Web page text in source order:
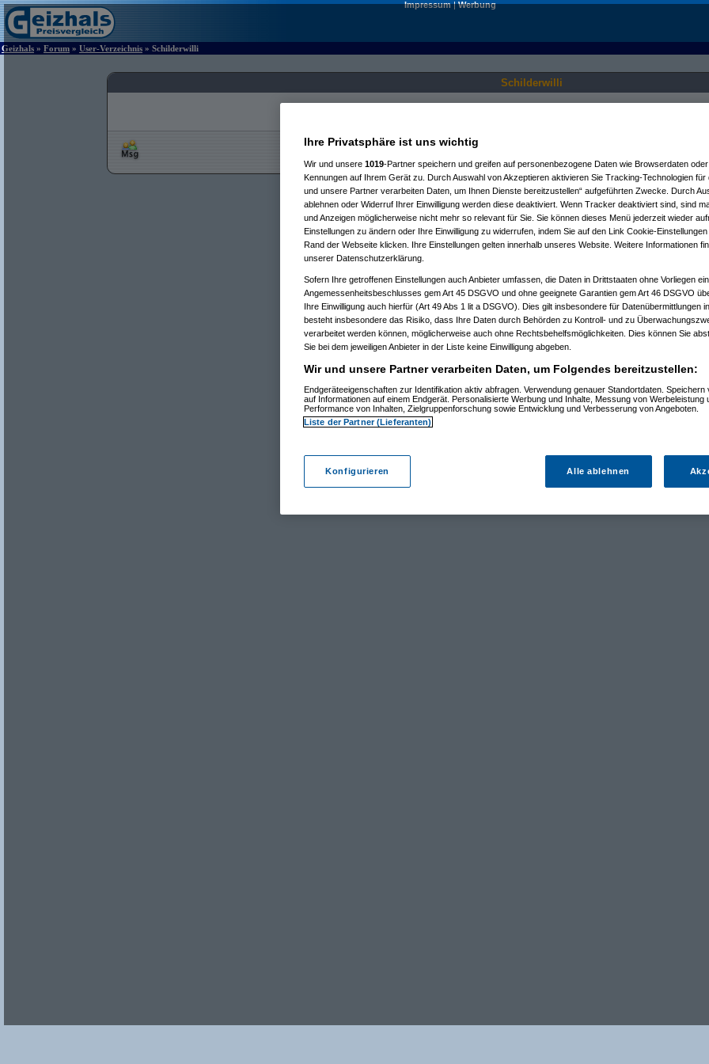
Impressum|Werbung
Geizhals » Forum » User-Verzeichnis » Schilderwilli
Schilderwilli
Ihre Privatsphäre ist uns wichtig
Wir und unsere 1019-Partner speichern und greifen auf personenbezogene Daten wie Browserdaten
Kennungen auf Ihrem Gerät zu. Durch Auswahl von Akzeptieren aktivieren Sie Tracking-Technologien für
und unsere Partner verarbeiten Daten, um Ihnen Dienste bereitzustellen“ aufgeführten Zwecke. Durch
ablehnen oder Widerruf Ihrer Einwilligung werden diese deaktiviert. Wenn Tracker deaktiviert sind, sind
und Anzeigen möglicherweise nicht mehr so relevant für Sie. Sie können dieses Menü jederzeit wieder
Einstellungen zu ändern oder Ihre Einwilligung zu widerrufen, indem Sie auf den Link Cookie-
Rand der Webseite klicken. Ihre Einstellungen gelten innerhalb unseres Website. Weitere Informationen
unserer Datenschutzerklärung.
Sofern Ihre getroffenen Einstellungen auch Anbieter umfassen, die Daten in Drittstaaten ohne Vorliegen
Angemessenheitsbeschlusses gem Art 45 DSGVO und ohne geeignete Garantien gem Art 46 DSGVO
Ihre Einwilligung auch hierfür (Art 49 Abs 1 lit a DSGVO). Dies gilt insbesondere für Datenübermittlungen
besteht insbesondere das Risiko, dass Ihre Daten durch Behörden zu Kontroll- und zu
verarbeitet werden können, möglicherweise auch ohne Rechtsbehelfsmöglichkeiten. Dies können Sie
Sie bei dem jeweiligen Anbieter in der Liste keine Einwilligung abgeben.
Wir und unsere Partner verarbeiten Daten, um Folgendes bereitzustellen:
Endgeräteeigenschaften zur Identifikation aktiv abfragen. Verwendung genauer Standortdaten. Speichern
auf Informationen auf einem Endgerät. Personalisierte Werbung und Inhalte, Messung von Werbeleistung
Performance von Inhalten, Zielgruppenforschung sowie Entwicklung und Verbesserung von Angeboten.
Liste der Partner (Lieferanten)
Konfigurieren Alle ablehnen